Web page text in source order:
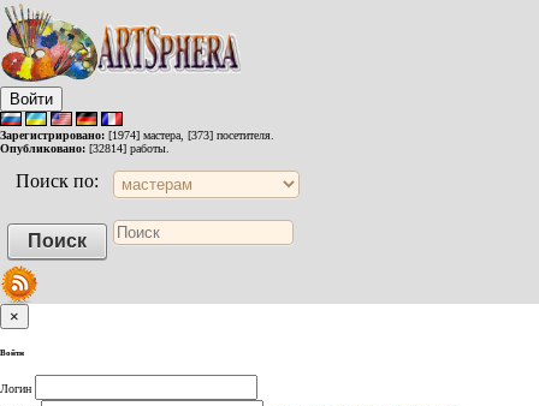
Войти
Зарегистрировано: [1974] мастера, [373] посетителя.
Опубликовано: [32814] работы.
Поиск по:
×
Войти
Логин